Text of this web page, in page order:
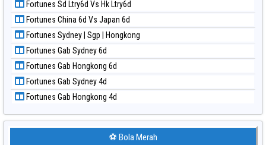
Paito Harian New York Midday
Paito Harian North Carolina Day
Paito Harian Pcso
Paito Harian Pennsylvania Day
Paito Harian Sao Paulo
Paito Harian Singapore
Paito Harian Sydney
Paito Harian Sydney Lottery
Paito Harian Sydney Lottery 6d
Fortunes Sd Ltry6d Vs Hk Ltry6d
Fortunes China 6d Vs Japan 6d
Fortunes Sydney | Sgp | Hongkong
Fortunes Gab Sydney 6d
Fortunes Gab Hongkong 6d
Fortunes Gab Sydney 4d
Fortunes Gab Hongkong 4d
⚽ Bola Merah